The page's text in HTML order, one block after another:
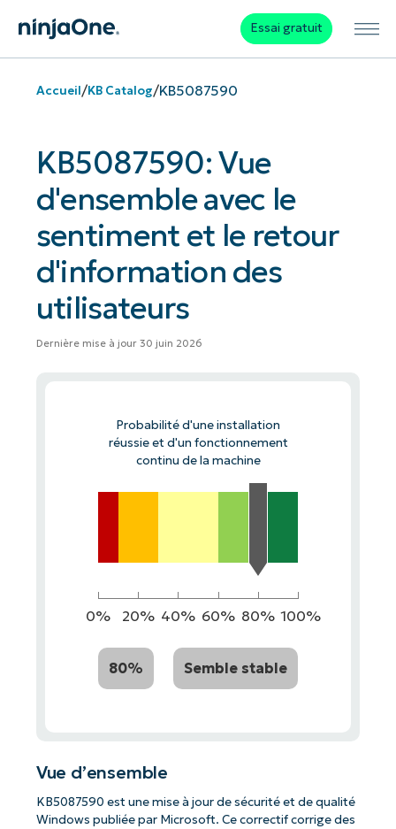
Essai gratuit
Accueil/KB Catalog/KB5087590
KB5087590: Vue
d'ensemble avec le
sentiment et le retour
d'information des
utilisateurs
Dernière mise à jour 30 juin 2026
Probabilité d'une installation
réussie et d'un fonctionnement
continu de la machine
0% 20% 40% 60% 80% 100%
80% Semble stable
Vue d’ensemble
KB5087590 est une mise à jour de sécurité et de qualité
Windows publiée par Microsoft. Ce correctif corrige des